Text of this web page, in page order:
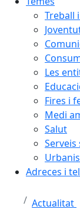
Treball
Les
Fires i
Medi
Salut
Serveis
Adreces i
Actualitat